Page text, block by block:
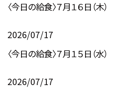
〈今日の給食〉７月１６日（木）
2026/07/17
〈今日の給食〉７月１５日（水）
2026/07/17